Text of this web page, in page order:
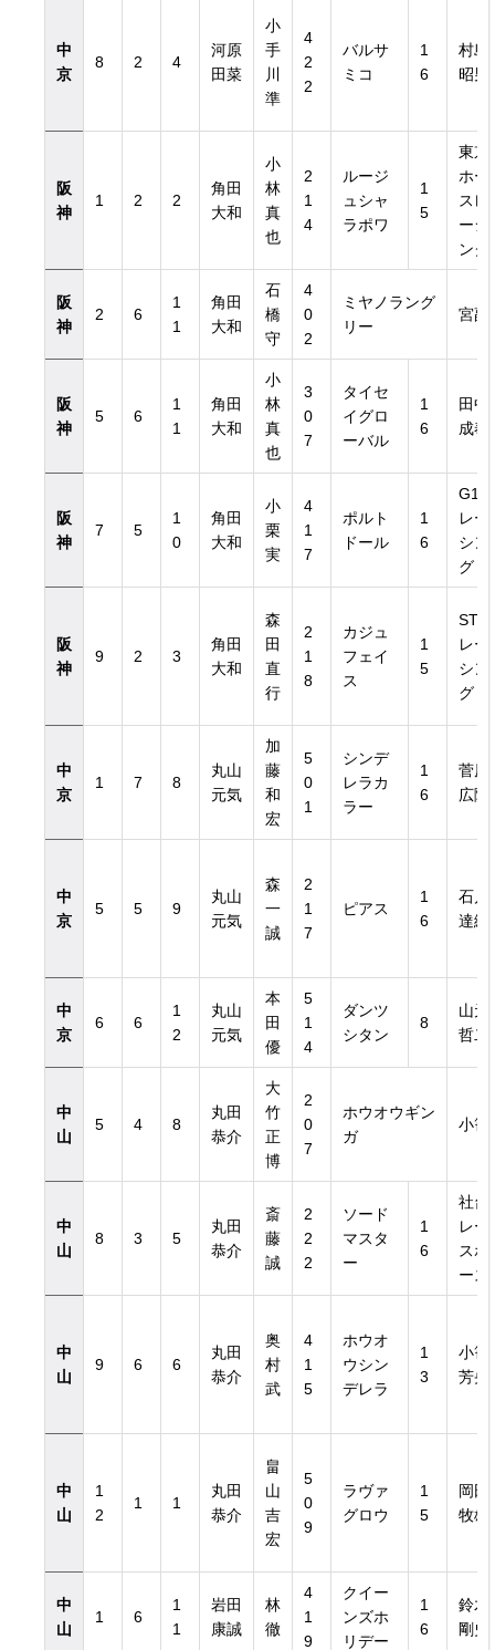
中
京
8 2 4
河原
田菜
小
手
川
準
4
2
2
バルサ
ミコ
1
6
村島
昭男
阪
神
1 2 2
角田
大和
小
林
真
也
2
1
4
ルージ
ュシャ
ラポワ
1
5
東京
ホー
スレ
ーシ
ング
阪
神
2 6
1
1
角田
大和
石
橋
守
4
0
2
ミヤノラング
リー
宮副
阪
神
5 6
1
1
角田
大和
小
林
真
也
3
0
7
タイセ
イグロ
ーバル
1
6
田中
成奉
阪
神
7 5
1
0
角田
大和
小
栗
実
4
1
7
ポルト
ドール
1
6
G1
レー
シン
グ
阪
神
9 2 3
角田
大和
森
田
直
行
2
1
8
カジュ
フェイ
ス
1
5
ST
レー
シン
グ
中
京
1 7 8
丸山
元気
加
藤
和
宏
5
0
1
シンデ
レラカ
ラー
1
6
菅原
広隆
中
京
5 5 9
丸山
元気
森
一
誠
2
1
7
ピアス
1
6
石川
達絵
中
京
6 6
1
2
丸山
元気
本
田
優
5
1
4
ダンツ
シタン
8
山元
哲二
中
山
5 4 8
丸田
恭介
大
竹
正
博
2
0
7
ホウオウギン
ガ
小笹
中
山
8 3 5
丸田
恭介
斎
藤
誠
2
2
2
ソード
マスタ
ー
1
6
社台
レー
スホ
ース
中
山
9 6 6
丸田
恭介
奥
村
武
4
1
5
ホウオ
ウシン
デレラ
1
3
小笹
芳央
中
山
1
2
1 1
丸田
恭介
畠
山
吉
宏
5
0
9
ラヴァ
グロウ
1
5
岡田
牧雄
中
山
1 6
1
1
岩田
康誠
林
徹
4
1
9
クイー
ンズホ
リデー
1
6
鈴木
剛史